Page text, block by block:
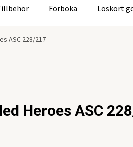
Förboka Löskort
ASC 228/217
Heroes ASC